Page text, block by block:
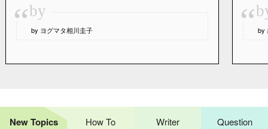
“by
by ヨグマタ相川圭子 “ by
New Topics How To Writer Question